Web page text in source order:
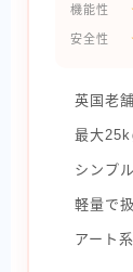
機能性
安全性
英国老
最大
シンプ
軽量で
アート